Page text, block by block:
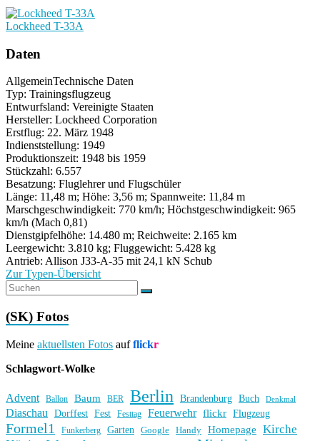
Lockheed T-33A
Daten
AllgemeinTechnische Daten
Typ: Trainingsflugzeug
Entwurfsland: Vereinigte Staaten
Hersteller: Lockheed Corporation
Erstflug: 22. März 1948
Indienststellung: 1949
Produktionszeit: 1948 bis 1959
Stückzahl: 6.557
Besatzung: Fluglehrer und Flugschüler
Länge: 11,48 m; Höhe: 3,56 m; Spannweite: 11,84 m
Marschgeschwindigkeit: 770 km/h; Höchstgeschwindigkeit: 965
km/h (Mach 0,81)
Dienstgipfelhöhe: 14.480 m; Reichweite: 2.165 km
Leergewicht: 3.810 kg; Fluggewicht: 5.428 kg
Antrieb: Allison J33-A-35 mit 24,1 kN Schub
Zur Typen-Übersicht
(SK) Fotos
Meine aktuellsten Fotos aufflickr
Schlagwort-Wolke
Advent Ballon Baum BER Berlin Brandenburg Buch Denkmal
Diaschau Dorffest Fest Festtag Feuerwehr flickr Flugzeug
Formel1 Funkerberg Garten Google Handy Homepage Kirche